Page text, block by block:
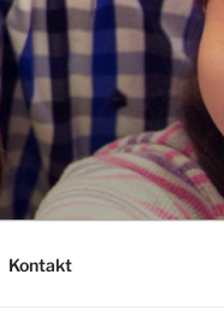
Kontakt